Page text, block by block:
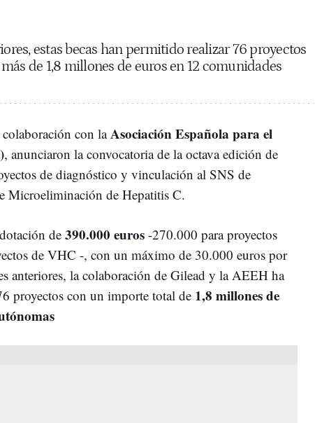
estas becas han permitido realizar 76 proyectos
de 1,8 millones de euros en 12 comunidades
con laAsociación Española para el
, anunciaron la convocatoria de la octava edición de
de diagnóstico y vinculación al SNS de
Microeliminación de Hepatitis C.
de 390.000 euros -270.000 para proyectos
de VHC -, con un máximo de 30.000 euros por
anteriores, la colaboración de Gilead y la AEEH ha
proyectos con un importe total de 1,8 millones de